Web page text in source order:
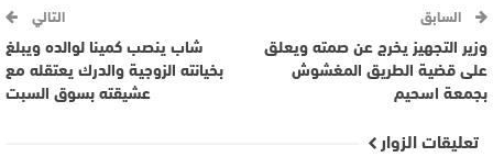
السابق
وزير التجهيز يخرج عن صمته ويعلق
على قضية الطريق المغشوش
بجمعة اسحيم
التالي
شاب ينصب كمينا لوالده ويبلغ
بخيانته الزوجية والدرك يعتقله مع
عشيقته بسوق السبت
تعليقات الزوار